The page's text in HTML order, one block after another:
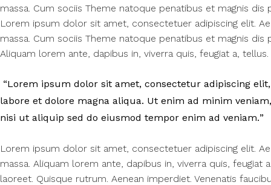
massa. Cum sociis Theme natoque penatibus et magnis
Lorem ipsum dolor sit amet, consectetuer adipiscing elit.
massa. Cum sociis Theme natoque penatibus et magnis
Aliquam lorem ante, dapibus in, viverra quis, feugiat a, tellus.
Lorem ipsum dolor sit amet, consectetur adipiscing
labore et dolore magna aliqua. Ut enim ad minim
nisi ut aliquip sed do eiusmod tempor enim ad veniam.
Lorem ipsum dolor sit amet, consectetuer adipiscing elit.
massa. Aliquam lorem ante, dapibus in, viverra quis, feugiat
laoreet. Quisque rutrum. Aenean imperdiet. Venenatis